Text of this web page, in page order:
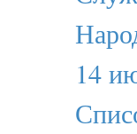
14